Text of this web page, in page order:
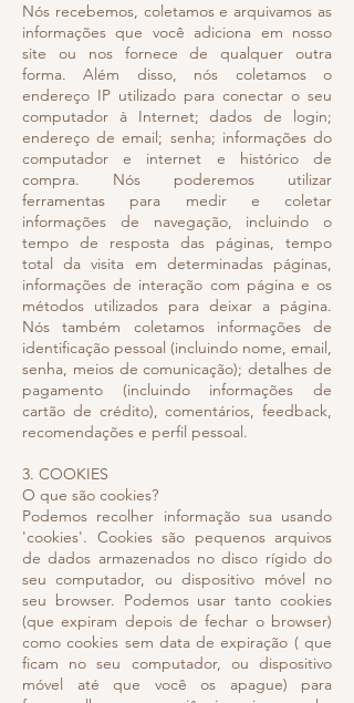
Nós recebemos, coletamos e arquivamos as
informações que você adiciona em nosso
site ou nos fornece de qualquer outra
forma. Além disso, nós coletamos o
endereço IP utilizado para conectar o seu
computador à Internet; dados de login;
endereço de email; senha; informações do
computador e internet e histórico de
compra. Nós poderemos utilizar
ferramentas para medir e coletar
informações de navegação, incluindo o
tempo de resposta das páginas, tempo
total da visita em determinadas páginas,
informações de interação com página e os
métodos utilizados para deixar a página.
Nós também coletamos informações de
identificação pessoal (incluindo nome, email,
senha, meios de comunicação); detalhes de
pagamento (incluindo informações de
cartão de crédito), comentários, feedback,
recomendações e perfil pessoal.
3. COOKIES
O que são cookies?
Podemos recolher informação sua usando
'cookies'. Cookies são pequenos arquivos
de dados armazenados no disco rígido do
seu computador, ou dispositivo móvel no
seu browser. Podemos usar tanto cookies
(que expiram depois de fechar o browser)
como cookies sem data de expiração ( que
ficam no seu computador, ou dispositivo
móvel até que você os apague) para